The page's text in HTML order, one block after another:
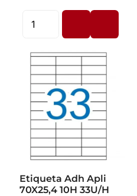
Etiqueta Adh Apli
70X25,4 10H 33U/H